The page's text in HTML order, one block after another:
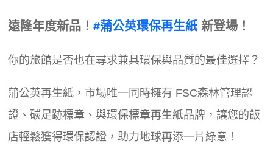
遠隆年度新品！ #蒲公英環保再生紙新登場！
你的旅館是否也在尋求兼具環保與品質的最佳選擇？
蒲公英再生紙，市場唯一同時擁有 FSC森林管理認
證、碳足跡標章、與環保標章再生紙品牌，讓您的飯
店輕鬆獲得環保認證，助力地球再添一片綠意！